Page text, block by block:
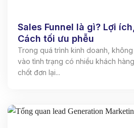
Sales Funnel là gì? Lợi
Cách tối ưu phễu
Trong quá trình kinh doanh,
vào tình trạng có nhiều khách
chốt đơn lại...